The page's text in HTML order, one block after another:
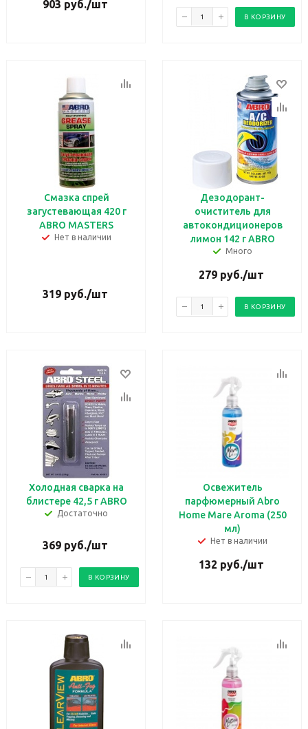
903 руб./шт
В КОРЗИНУ
Смазка спрей
загустевающая 420 г
ABRO MASTERS
Нет в наличии
319руб./шт
Дезодорант-
очиститель для
автокондиционеров
лимон 142 г ABRO
Много
279руб./шт
В КОРЗИНУ
Холодная сварка на
блистере 42,5 г ABRO
Достаточно
369руб./шт
В КОРЗИНУ
Освежитель
парфюмерный Abro
Home Mare Aroma (250
мл)
Нет в наличии
132 руб./шт